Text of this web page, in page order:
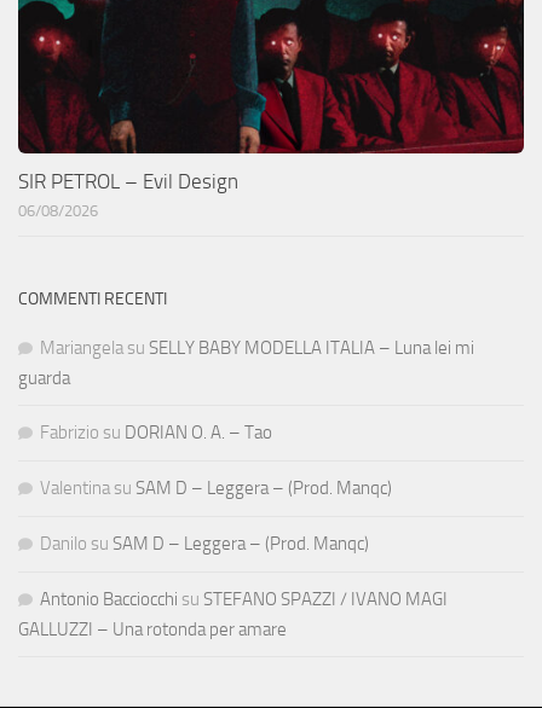
SIR PETROL – Evil Design
06/08/2026
COMMENTI RECENTI
Mariangela su SELLY BABY MODELLA ITALIA – Luna lei mi
guarda
Fabrizio su DORIAN O. A. – Tao
Valentina su SAM D – Leggera – (Prod. Manqc)
Danilo su SAM D – Leggera – (Prod. Manqc)
Antonio Bacciocchi su STEFANO SPAZZI / IVANO MAGI
GALLUZZI – Una rotonda per amare